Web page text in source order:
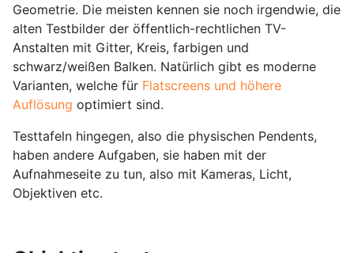
Geometrie. Die meisten kennen sie noch irgendwie, die
alten Testbilder der öffentlich-rechtlichen TV-
Anstalten mit Gitter, Kreis, farbigen und
schwarz/weißen Balken. Natürlich gibt es moderne
Varianten, welche für Flatscreens und höhere
Auflösung optimiert sind.
Testtafeln hingegen, also die physischen Pendents,
haben andere Aufgaben, sie haben mit der
Aufnahmeseite zu tun, also mit Kameras, Licht,
Objektiven etc.